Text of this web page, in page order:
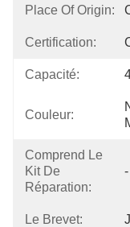
Place Of Origin:
Certification:
Capacité:
Couleur:
Comprend Le
Kit De
Réparation:
Le Brevet: